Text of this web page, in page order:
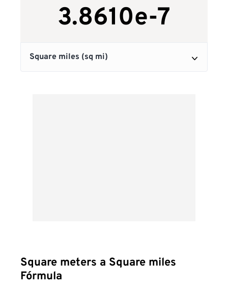
Square meters a Square miles
Fórmula